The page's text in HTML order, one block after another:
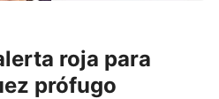
roja para
prófugo